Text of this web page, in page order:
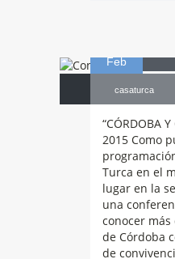
Feb
casaturca
“CÓRDOBA
2015 Como
Turca en el
lugar en la
una
conocer
de Córdoba
de